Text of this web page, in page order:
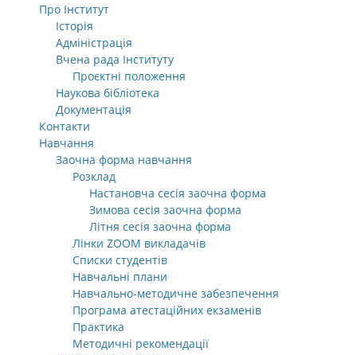
Про Інститут
Історія
Адміністрація
Вчена рада Інституту
Проєктні положення
Наукова бібліотека
Документація
Контакти
Навчання
Заочна форма навчання
Розклад
Настановча сесія заочна форма
Зимова сесія заочна форма
Літня сесія заочна форма
Лінки ZOOM викладачів
Списки студентів
Навчальні плани
Навчально-методичне забезпечення
Програма атестаційних екзаменів
Практика
Методичні рекомендації